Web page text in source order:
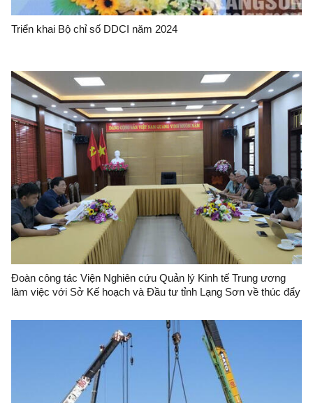
Triển khai Bộ chỉ số DDCI năm 2024
Đoàn công tác Viện Nghiên cứu Quản lý Kinh tế Trung ương
làm việc với Sở Kế hoạch và Đầu tư tỉnh Lạng Sơn về thúc đẩy
lượng